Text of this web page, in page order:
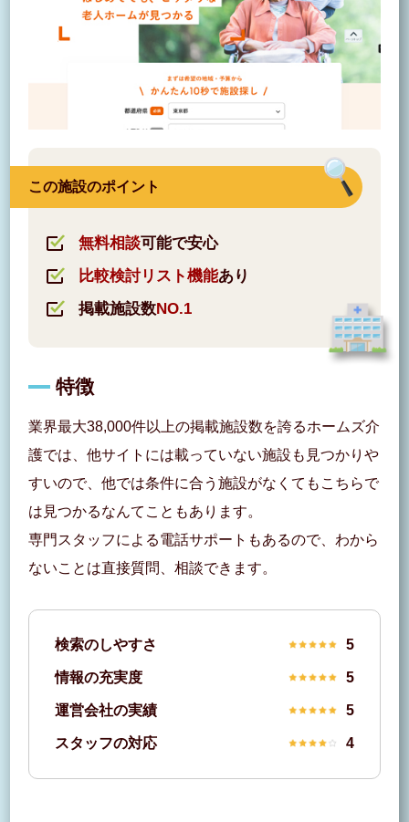
この施設のポイント
無料相談可能で安心
比較検討リスト機能あり
掲載施設数NO.1
特徴
業界最大38,000件以上の掲載施設数を誇るホームズ介
護では、他サイトには載っていない施設も見つかりや
すいので、他では条件に合う施設がなくてもこちらで
は見つかるなんてこともあります。
専門スタッフによる電話サポートもあるので、わから
ないことは直接質問、相談できます。
検索のしやすさ 5
情報の充実度 5
運営会社の実績 5
スタッフの対応 4